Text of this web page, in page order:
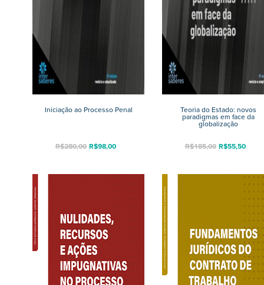
Teoria do Estado: novos
paradigmas em face da
globalização
R$185,00 R$55,50
Iniciação ao Processo Penal
R$280,00 R$98,00